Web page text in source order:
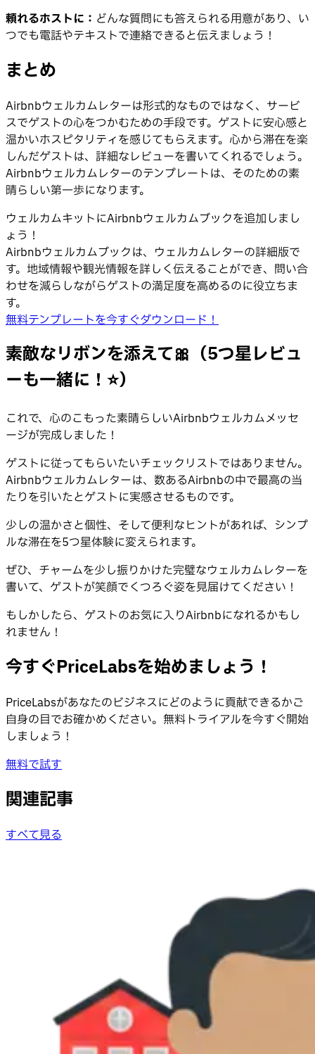
頼れるホストに： どんな質問にも答えられる用意があり、い
つでも電話やテキストで連絡できると伝えましょう！
まとめ
Airbnbウェルカムレターは形式的なものではなく、サービ
スでゲストの心をつかむための手段です。ゲストに安心感と
温かいホスピタリティを感じてもらえます。心から滞在を楽
しんだゲストは、詳細なレビューを書いてくれるでしょう。
Airbnbウェルカムレターのテンプレートは、そのための素
晴らしい第一歩になります。
ウェルカムキットにAirbnbウェルカムブックを追加しまし
ょう！
Airbnbウェルカムブックは、ウェルカムレターの詳細版で
す。地域情報や観光情報を詳しく伝えることができ、問い合
わせを減らしながらゲストの満足度を高めるのに役立ちま
す。
無料テンプレートを今すぐダウンロード！
素敵なリボンを添えて🎀（5つ星レビュ
ーも一緒に！⭐️）
これで、心のこもった素晴らしいAirbnbウェルカムメッセ
ージが完成しました！
ゲストに従ってもらいたいチェックリストではありません。
Airbnbウェルカムレターは、数あるAirbnbの中で最高の当
たりを引いたとゲストに実感させるものです。
少しの温かさと個性、そして便利なヒントがあれば、シンプ
ルな滞在を5つ星体験に変えられます。
ぜひ、チャームを少し振りかけた完璧なウェルカムレターを
書いて、ゲストが笑顔でくつろぐ姿を見届けてください！
もしかしたら、ゲストのお気に入りAirbnbになれるかもし
れません！
今すぐPriceLabsを始めましょう！
PriceLabsがあなたのビジネスにどのように貢献できるかご
自身の目でお確かめください。無料トライアルを今すぐ開始
しましょう！
無料で試す
関連記事
すべて見る